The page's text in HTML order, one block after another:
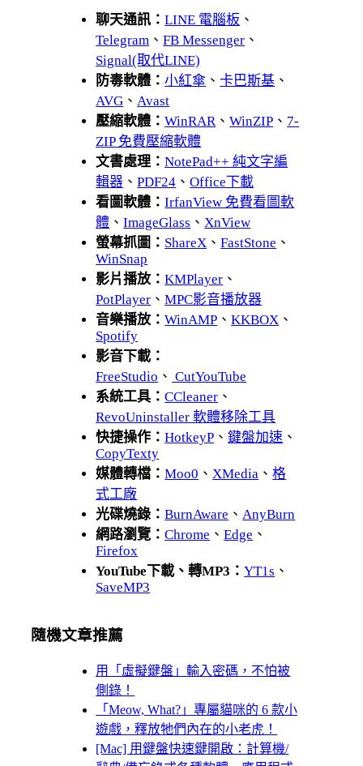
聊天通訊：LINE 電腦板 、
Telegram 、FB Messenger 、
Signal(取代LINE)
防毒軟體：小紅傘 、卡巴斯基 、
AVG 、 Avast
壓縮軟體：WinRAR 、WinZIP 、 7-
ZIP 免費壓縮軟體
文書處理：NotePad++ 純文字編
輯器 、PDF24 、Office下載
看圖軟體：IrfanView 免費看圖軟
體 、ImageGlass 、 XnView
螢幕抓圖： ShareX 、FastStone 、
WinSnap
影片播放：KMPlayer 、
PotPlayer 、MPC影音播放器
音樂播放：WinAMP 、KKBOX 、
Spotify
影音下載：
FreeStudio 、 CutYouTube
系統工具：CCleaner 、
RevoUninstaller 軟體移除工具
快捷操作：HotkeyP 、鍵盤加速 、
CopyTexty
媒體轉檔：Moo0 、 XMedia 、格
式工廠
光碟燒錄：BurnAware 、 AnyBurn
網路瀏覽：Chrome 、Edge 、
Firefox
YouTube下載、轉MP3：YT1s 、
SaveMP3
隨機文章推薦
用「虛擬鍵盤」輸入密碼，不怕被
側錄！
「Meow, What?」專屬貓咪的 6 款小
遊戲，釋放牠們內在的小老虎！
[Mac] 用鍵盤快速鍵開啟：計算機/